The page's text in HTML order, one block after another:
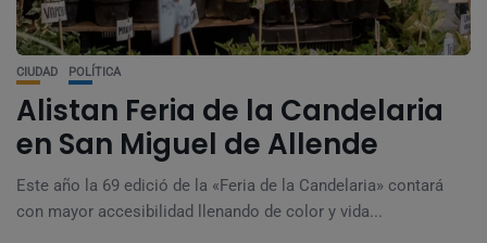
CIUDAD POLÍTICA
Alistan Feria de la Candelaria
en San Miguel de Allende
Este año la 69 edició de la «Feria de la Candelaria» contará
con mayor accesibilidad llenando de color y vida...